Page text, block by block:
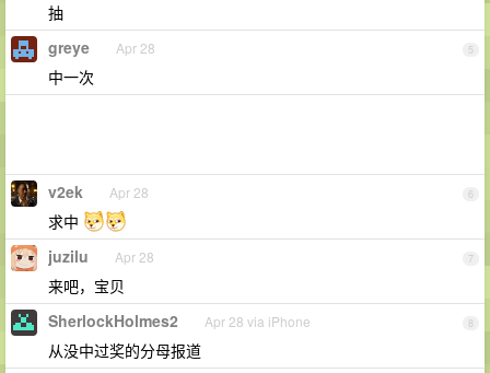
抽
5
greye Apr 28
中一次
6
v2ek Apr 28
求中
7
juzilu Apr 28
来吧，宝贝
8
SherlockHolmes2 Apr 28 via iPhone
从没中过奖的分母报道